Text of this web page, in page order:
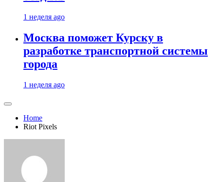
1 неделя ago
Москва поможет Курску в
разработке транспортной системы
города
1 неделя ago
Home
Riot Pixels